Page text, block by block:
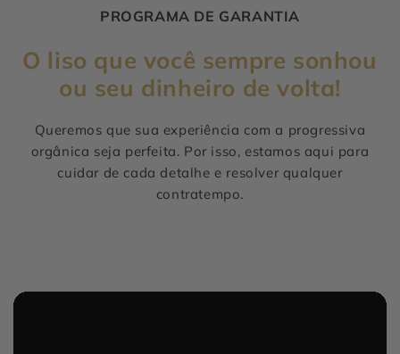
PROGRAMA DE GARANTIA
O liso que você sempre sonhou
ou seu dinheiro de volta!
Queremos que sua experiência com a progressiva
orgânica seja perfeita. Por isso, estamos aqui para
cuidar de cada detalhe e resolver qualquer
contratempo.